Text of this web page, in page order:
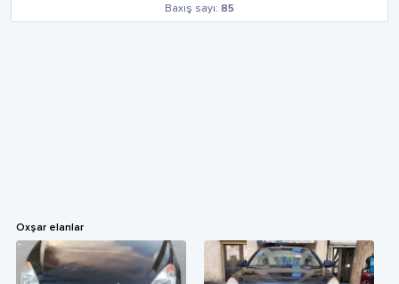
Baxış sayı: 85
Oxşar elanlar